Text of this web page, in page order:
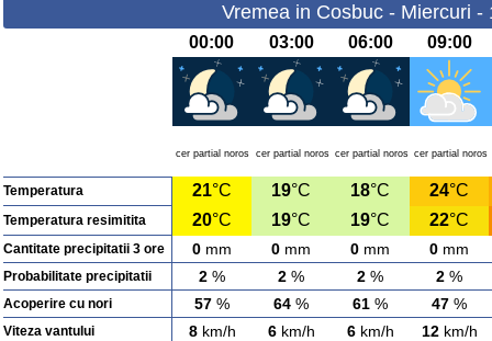
Vremea in Cosbuc - Miercuri -
00:00 03:00 06:00 09:00
cer partial noros cer partial noros cer partial noros cer partial noros
Temperatura 21°C 19°C 18°C 24°C
Temperatura resimitita 20°C 19°C 19°C 22°C
Cantitate precipitatii 3 ore 0 mm 0 mm 0 mm 0 mm
Probabilitate precipitatii 2 % 2 % 2 % 2 %
Acoperire cu nori 57 % 64 % 61 % 47 %
Viteza vantului 8km/h 6km/h 6km/h 12km/h